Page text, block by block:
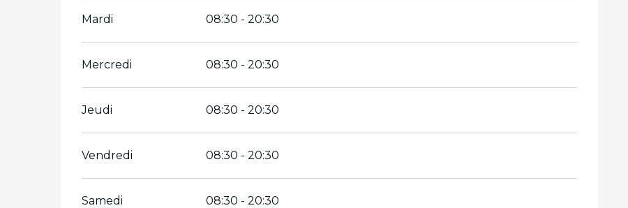
Mardi 08:30 - 20:30
Mercredi 08:30 - 20:30
Jeudi 08:30 - 20:30
Vendredi 08:30 - 20:30
Samedi 08:30 - 20:30